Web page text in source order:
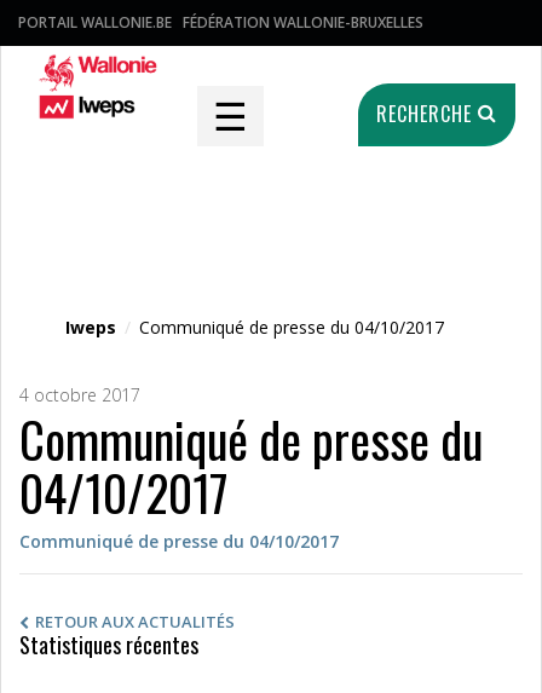
PORTAIL WALLONIE.BE FÉDÉRATION WALLONIE-BRUXELLES
☰ RECHERCHE
Iweps / Communiqué de presse du 04/10/2017
4 octobre 2017
Communiqué de presse du
04/10/2017
Communiqué de presse du 04/10/2017
RETOUR AUX ACTUALITÉS
Statistiques récentes